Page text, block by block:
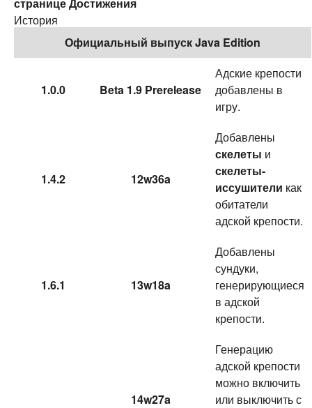
страницеДостижения
История
Официальный выпуск Java Edition
1.0.0 Beta 1.9 Prerelease
Адские крепости
добавлены в
игру.
1.4.2 12w36a
Добавлены
скелеты и
скелеты-
иссушители как
обитатели
адской крепости.
1.6.1 13w18a
Добавлены
сундуки,
генерирующиеся
в адской
крепости.
14w27a
Генерацию
адской крепости
можно включить
или выключить с